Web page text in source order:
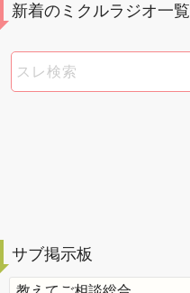
新着のミクルラジオ一覧
サブ掲示板